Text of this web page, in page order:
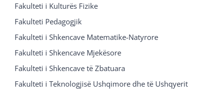
Fakulteti i Kulturës Fizike
Fakulteti Pedagogjik
Fakulteti i Shkencave Matematike-Natyrore
Fakulteti i Shkencave Mjekësore
Fakulteti i Shkencave të Zbatuara
Fakulteti i Teknologjisë Ushqimore dhe të Ushqyerit